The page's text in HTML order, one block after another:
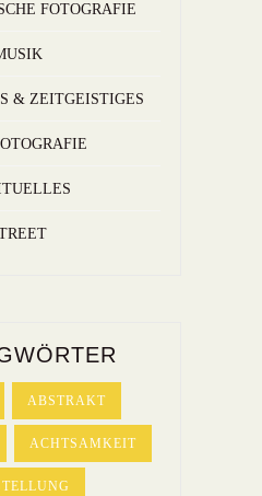
FOTOGRAFIE
& ZEITGEISTIGES
ABSTRAKT
ACHTSAMKEIT